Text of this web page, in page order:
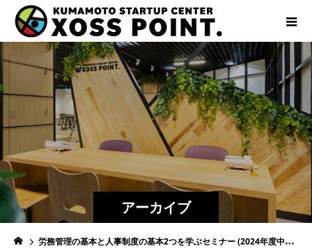
アーカイブ
労務管理の基本と人事制度の基本2つを学ぶセミナー (2024年度中小企業研修 No.13)